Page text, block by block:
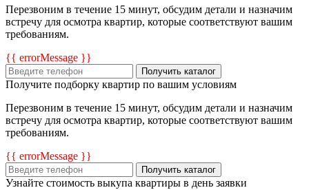
Перезвоним в течение 15 минут, обсудим детали и назначим
встречу для осмотра квартир, которые соответствуют вашим
требованиям.
{{ errorMessage }}
Получить каталог
Получите подборку квартир по вашим условиям
Перезвоним в течение 15 минут, обсудим детали и назначим
встречу для осмотра квартир, которые соответствуют вашим
требованиям.
{{ errorMessage }}
Получить каталог
Узнайте стоимость выкупа квартиры в день заявки